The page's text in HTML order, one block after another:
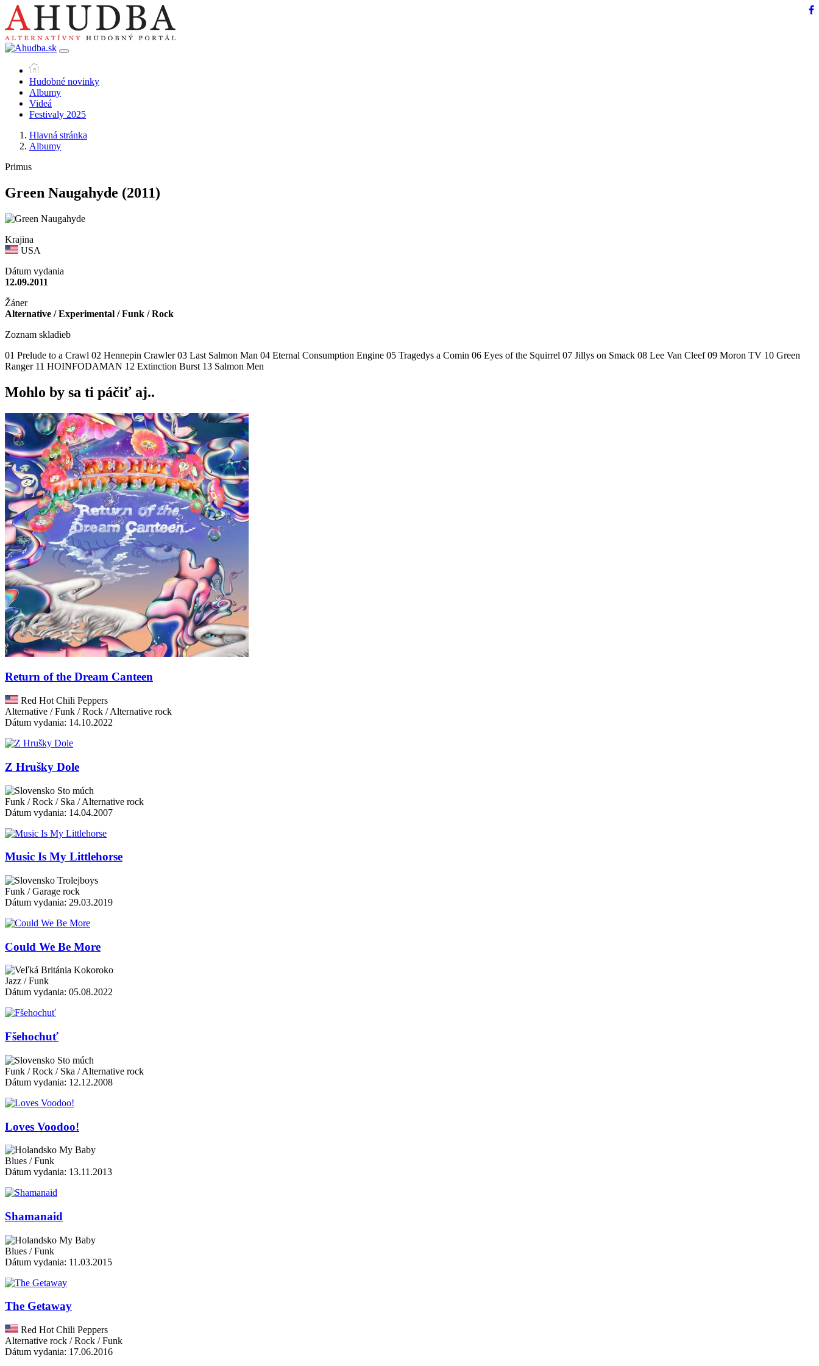
Hudobné novinky
Albumy
Videá
Festivaly 2025
Hlavná stránka
Albumy
Primus
Green Naugahyde (2011)
Krajina
USA
Dátum vydania
12.09.2011
Žáner
Alternative / Experimental / Funk / Rock
Zoznam skladieb
01 Prelude to a Crawl 02 Hennepin Crawler 03 Last Salmon Man 04 Eternal Consumption Engine 05 Tragedys a Comin 06 Eyes of the Squirrel 07 Jillys on Smack 08 Lee Van Cleef 09 Moron TV 10 Green
Ranger 11 HOINFODAMAN 12 Extinction Burst 13 Salmon Men
Mohlo by sa ti páčiť aj..
Return of the Dream Canteen
Red Hot Chili Peppers
Alternative / Funk / Rock / Alternative rock
Dátum vydania: 14.10.2022
Z Hrušky Dole
Sto múch
Funk / Rock / Ska / Alternative rock
Dátum vydania: 14.04.2007
Music Is My Littlehorse
Trolejboys
Funk / Garage rock
Dátum vydania: 29.03.2019
Could We Be More
Kokoroko
Jazz / Funk
Dátum vydania: 05.08.2022
Fšehochuť
Sto múch
Funk / Rock / Ska / Alternative rock
Dátum vydania: 12.12.2008
Loves Voodoo!
My Baby
Blues / Funk
Dátum vydania: 13.11.2013
Shamanaid
My Baby
Blues / Funk
Dátum vydania: 11.03.2015
The Getaway
Red Hot Chili Peppers
Alternative rock / Rock / Funk
Dátum vydania: 17.06.2016